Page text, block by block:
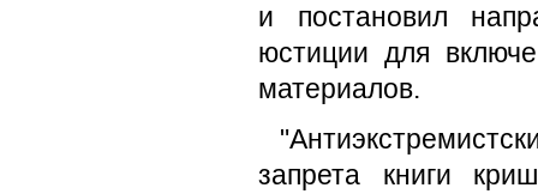
и постановил
юстиции для
материалов.
запрета книги